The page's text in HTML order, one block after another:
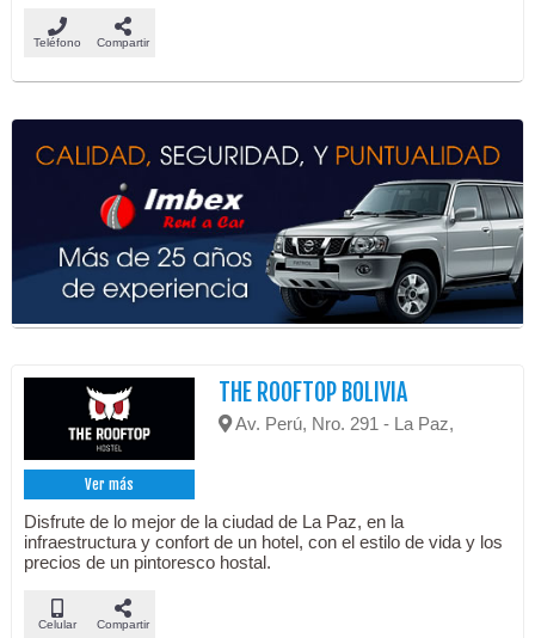
Teléfono Compartir
Ver más
THE ROOFTOP BOLIVIA
Av. Perú, Nro. 291 - La Paz,
Disfrute de lo mejor de la ciudad de La Paz, en la
infraestructura y confort de un hotel, con el estilo de vida y los
precios de un pintoresco hostal.
Celular Compartir